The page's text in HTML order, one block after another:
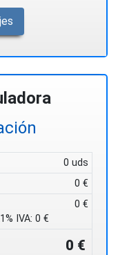
0 uds
0 €
0 €
IVA: 0 €
0 €